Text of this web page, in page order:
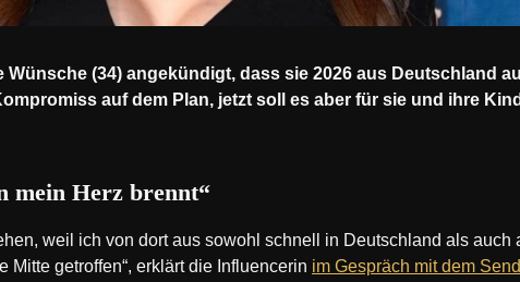
Wünsche (34) angekündigt, dass sie 2026 aus Deutschland
auf dem Plan, jetzt soll es aber für sie und ihre
mein Herz brennt“
weil ich von dort aus sowohl schnell in Deutschland als auch
getroffen“, erklärt die Influencerin im Gespräch mit dem